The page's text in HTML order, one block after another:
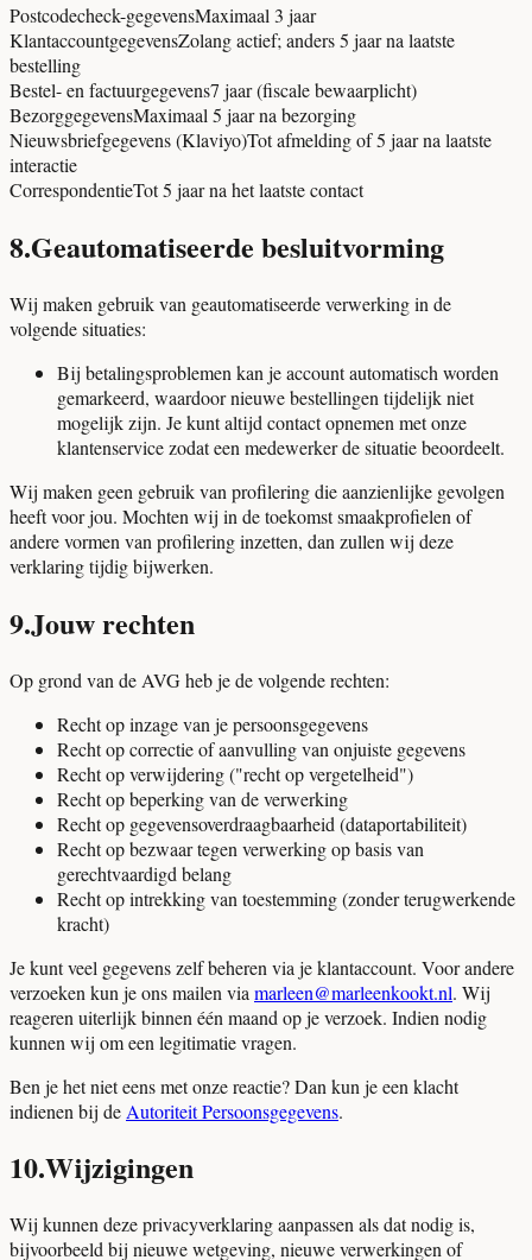
Postcodecheck-gegevensMaximaal 3 jaar
KlantaccountgegevensZolang actief; anders 5 jaar na laatste
bestelling
Bestel- en factuurgegevens7 jaar (fiscale bewaarplicht)
BezorggegevensMaximaal 5 jaar na bezorging
Nieuwsbriefgegevens (Klaviyo)Tot afmelding of 5 jaar na laatste
interactie
CorrespondentieTot 5 jaar na het laatste contact
8.Geautomatiseerde besluitvorming
Wij maken gebruik van geautomatiseerde verwerking in de
volgende situaties:
Bij betalingsproblemen kan je account automatisch worden
gemarkeerd, waardoor nieuwe bestellingen tijdelijk niet
mogelijk zijn. Je kunt altijd contact opnemen met onze
klantenservice zodat een medewerker de situatie beoordeelt.
Wij maken geen gebruik van profilering die aanzienlijke gevolgen
heeft voor jou. Mochten wij in de toekomst smaakprofielen of
andere vormen van profilering inzetten, dan zullen wij deze
verklaring tijdig bijwerken.
9.Jouw rechten
Op grond van de AVG heb je de volgende rechten:
Recht op inzage van je persoonsgegevens
Recht op correctie of aanvulling van onjuiste gegevens
Recht op verwijdering ("recht op vergetelheid")
Recht op beperking van de verwerking
Recht op gegevensoverdraagbaarheid (dataportabiliteit)
Recht op bezwaar tegen verwerking op basis van
gerechtvaardigd belang
Recht op intrekking van toestemming (zonder terugwerkende
kracht)
Je kunt veel gegevens zelf beheren via je klantaccount. Voor andere
verzoeken kun je ons mailen via marleen@marleenkookt.nl. Wij
reageren uiterlijk binnen één maand op je verzoek. Indien nodig
kunnen wij om een legitimatie vragen.
Ben je het niet eens met onze reactie? Dan kun je een klacht
indienen bij de Autoriteit Persoonsgegevens.
10.Wijzigingen
Wij kunnen deze privacyverklaring aanpassen als dat nodig is,
bijvoorbeeld bij nieuwe wetgeving, nieuwe verwerkingen of